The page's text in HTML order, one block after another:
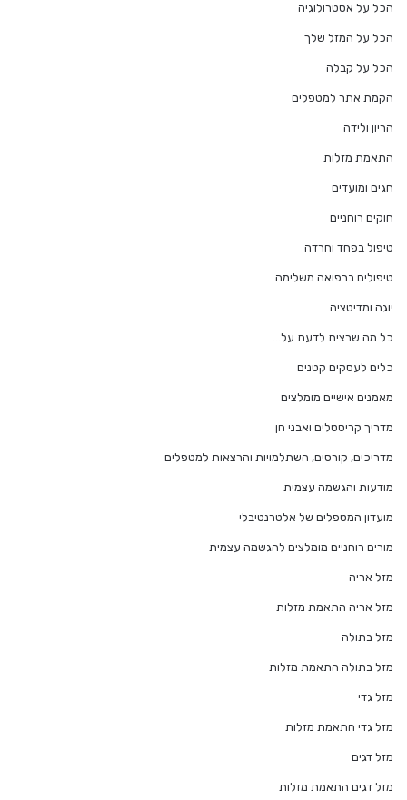
הכל על אסטרולוגיה
הכל על המזל שלך
הכל על קבלה
הקמת אתר למטפלים
הריון ולידה
התאמת מזלות
חגים ומועדים
חוקים רוחניים
טיפול בפחד וחרדה
טיפולים ברפואה משלימה
יוגה ומדיטציה
כל מה שרצית לדעת על…
כלים לעסקים קטנים
מאמנים אישיים מומלצים
מדריך קריסטלים ואבני חן
מדריכים, קורסים, השתלמויות והרצאות למטפלים
מודעות והגשמה עצמית
מועדון המטפלים של אלטרנטיבלי
מורים רוחניים מומלצים להגשמה עצמית
מזל אריה
מזל אריה התאמת מזלות
מזל בתולה
מזל בתולה התאמת מזלות
מזל גדי
מזל גדי התאמת מזלות
מזל דגים
מזל דגים התאמת מזלות